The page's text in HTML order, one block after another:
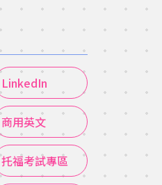
LinkedIn
商用英文
托福考試專區